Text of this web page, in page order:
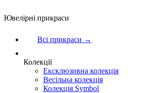
Ювелірні прикраси
Всі прикраси →
Колекції
Ексклюзивна колекція
Весільна колекція
Колекція Symbol